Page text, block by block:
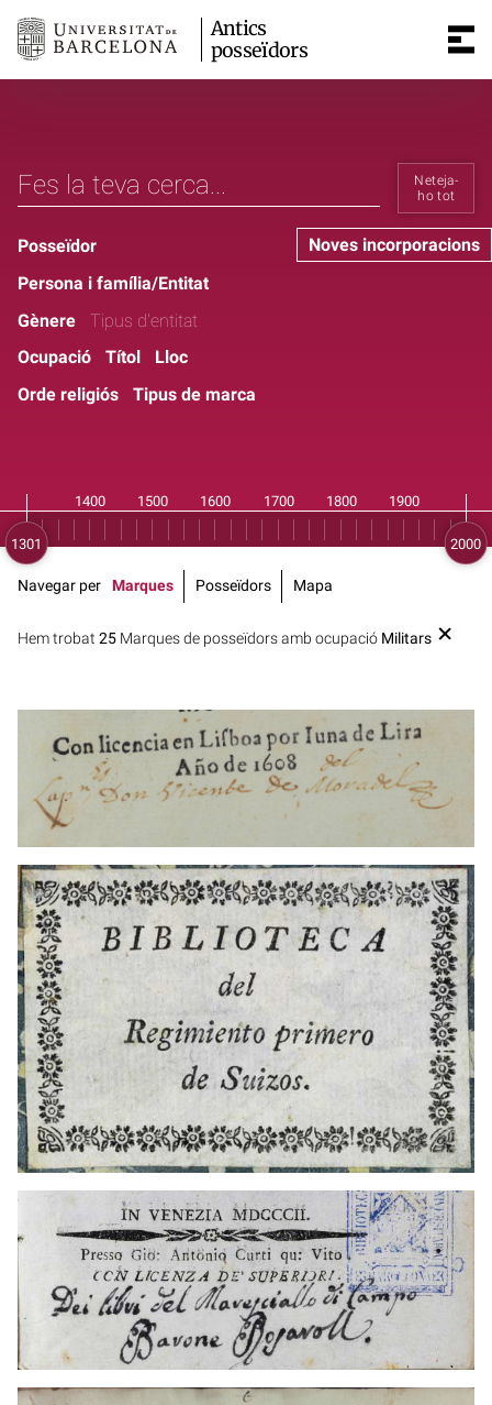
Antics
posseïdors
Neteja-
ho tot
Noves incorporacions
Posseïdor
Persona i família/Entitat
Gènere
Tipus d'entitat
Ocupació
Títol
Lloc
Orde religiós
Tipus de marca
Hem trobat 25 Marques de posseïdors amb ocupació Militars
Navegar per Marques Posseïdors Mapa